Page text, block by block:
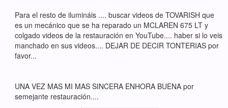
Para el resto de ilumináis .... buscar videos de TOVARISH que
es un mecánico que se ha reparado un MCLAREN 675 LT y
colgado videos de la restauración en YouTube.... haber si lo veis
manchado en sus videos.... DEJAR DE DECIR TONTERIAS por
favor...
UNA VEZ MAS MI MAS SINCERA ENHORA BUENA por
semejante restauración....